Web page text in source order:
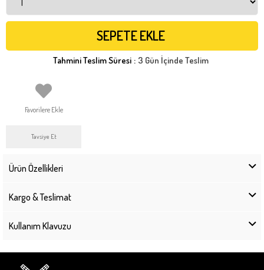
Tahmini Teslim Süresi : 3 Gün İçinde Teslim
Favorilere Ekle
Tavsiye Et
Ürün Özellikleri
Kargo & Teslimat
Kullanım Klavuzu